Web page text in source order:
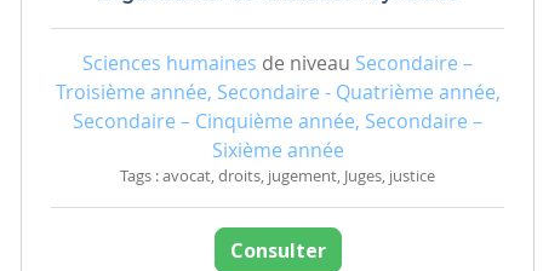
Sciences humaines de niveau Secondaire –
Troisième année, Secondaire - Quatrième année,
Secondaire – Cinquième année, Secondaire –
Sixième année
Tags : avocat, droits, jugement, Juges, justice
Consulter